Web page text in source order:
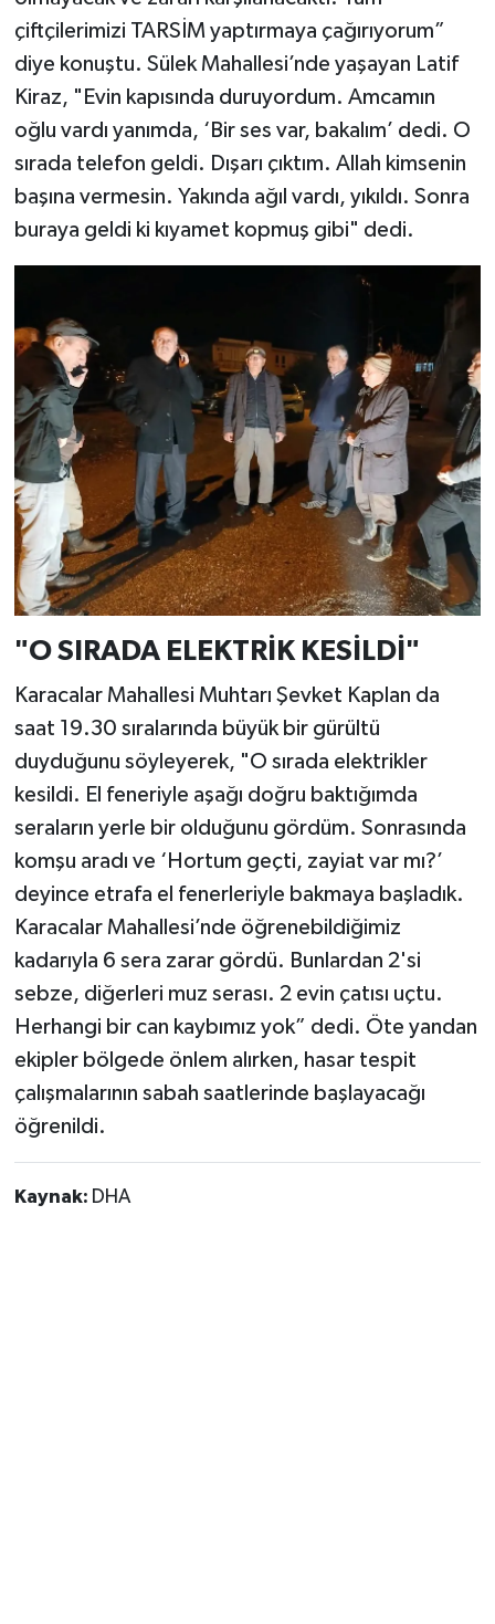
çiftçilerimizi TARSİM yaptırmaya çağırıyorum”
diye konuştu. Sülek Mahallesi’nde yaşayan Latif
Kiraz, "Evin kapısında duruyordum. Amcamın
oğlu vardı yanımda, ‘Bir ses var, bakalım’ dedi. O
sırada telefon geldi. Dışarı çıktım. Allah kimsenin
başına vermesin. Yakında ağıl vardı, yıkıldı. Sonra
buraya geldi ki kıyamet kopmuş gibi" dedi.
"O SIRADA ELEKTRİK KESİLDİ"
Karacalar Mahallesi Muhtarı Şevket Kaplan da
saat 19.30 sıralarında büyük bir gürültü
duyduğunu söyleyerek, "O sırada elektrikler
kesildi. El feneriyle aşağı doğru baktığımda
seraların yerle bir olduğunu gördüm. Sonrasında
komşu aradı ve ‘Hortum geçti, zayiat var mı?’
deyince etrafa el fenerleriyle bakmaya başladık.
Karacalar Mahallesi’nde öğrenebildiğimiz
kadarıyla 6 sera zarar gördü. Bunlardan 2'si
sebze, diğerleri muz serası. 2 evin çatısı uçtu.
Herhangi bir can kaybımız yok” dedi. Öte yandan
ekipler bölgede önlem alırken, hasar tespit
çalışmalarının sabah saatlerinde başlayacağı
öğrenildi.
Kaynak: DHA